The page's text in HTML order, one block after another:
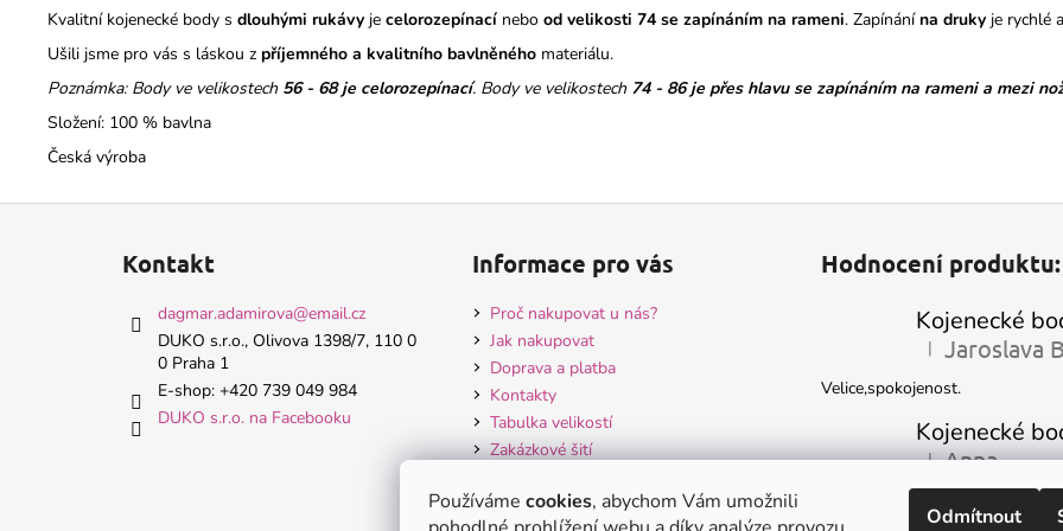
Používáme cookies, abychom Vám umožnili
Odmítnout
Kvalitní kojenecké body s dlouhými rukávy je celorozepínací nebo od velikosti 74 se zapínáním na rameni. Zapínánína druky je rychlé
Ušili jsme pro vás s láskou z příjemného a kvalitního bavlněného materiálu.
Poznámka: Body ve velikostech 56 - 68 je celorozepínací. Body ve velikostech 74 - 86 je přes hlavu se zapínáním na rameni a mezi
Složení: 100 % bavlna
Česká výroba
Kontakt
dagmar.adamirova@email.cz
DUKO s.r.o., Olivova 1398/7, 110 0
0 Praha 1
E-shop: +420 739 049 984
DUKO s.r.o. na Facebooku
Informace pro vás
Proč nakupovat u nás?
Jak nakupovat
Doprava a platba
Kontakty
Tabulka velikostí
Zakázkové šití
Obchodní podmínky
Hodnocení produktu:
Hodnocení
|
Velice,spokojenost.
Hodnocení
| Anna
-velmi hezké kojenecké oblečení -
spokojenost - krásně ušité